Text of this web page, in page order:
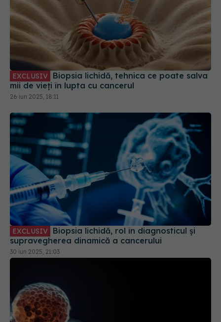
EXCLUSIV
mii de vieți în lupta cu cancerul
26 iun 2025, 18:11
EXCLUSIV
supravegherea dinamică a cancerului
30 iun 2025, 21:03